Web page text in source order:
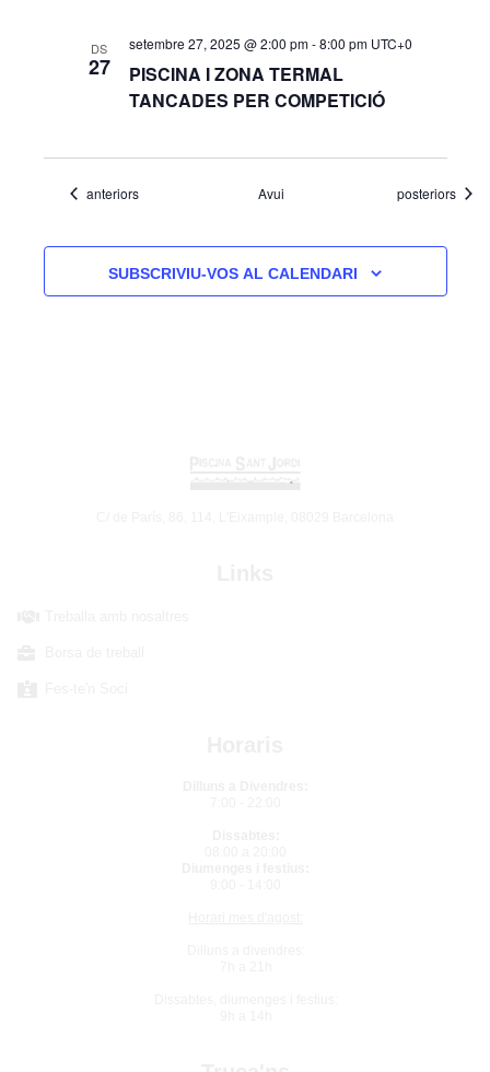
DS
27
PISCINA I ZONA TERMAL
TANCADES PER COMPETICIÓ
setembre 27, 2025 @ 2:00 pm-8:00 pm UTC+0
Esdeveniments
anteriors Avui Esdeveniments
posteriors
SUBSCRIVIU-VOS AL CALENDARI